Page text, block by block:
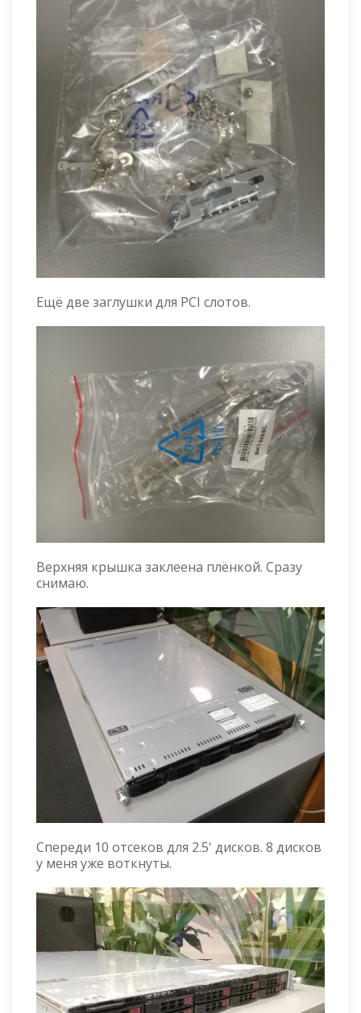
Ещё две заглушки для PCI слотов.
Верхняя крышка заклеена плёнкой. Сразу
снимаю.
Спереди 10 отсеков для 2.5' дисков. 8 дисков
у меня уже воткнуты.